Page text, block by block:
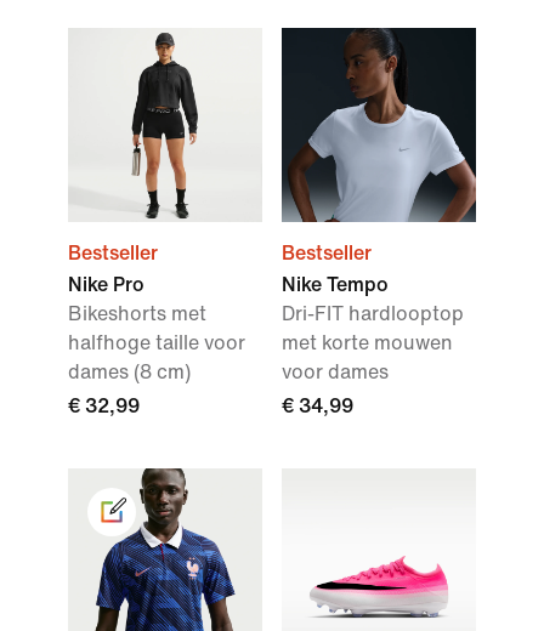
Bestseller
Nike Pro
Bikeshorts met
halfhoge taille voor
dames (8 cm)
€ 32,99
Bestseller
Nike Tempo
Dri-FIT hardlooptop
met korte mouwen
voor dames
€ 34,99